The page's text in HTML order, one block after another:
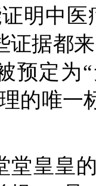
明中
证据都
预定为
的唯一
皇皇